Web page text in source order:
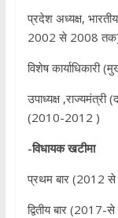
प्रदेश अध्यक्ष,
2002 से 2008
विशेष
उपाध्यक्ष ,राज्यमंत्री
(2010-2012 )
-विधायक खटीमा
प्रथम बार (2012
द्वितीय बार (2017-